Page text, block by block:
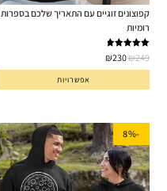
קפוצונים זוגיים עם התאריך שלכם בספרות
רומיות
דורג5.00
₪249
₪230
אפשרויות
-8%